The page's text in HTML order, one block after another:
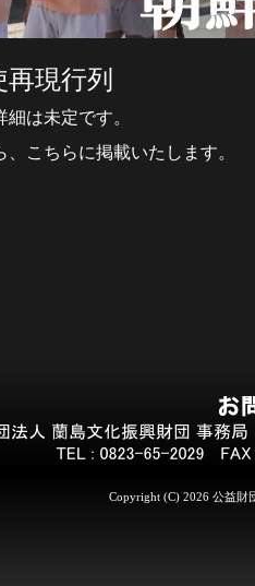
現行列
は未定です。
こちらに掲載いたします。
Copyright (C) 2026 公益財